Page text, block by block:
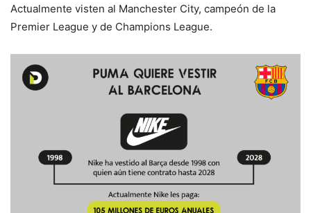
Actualmente visten al Manchester City, campeón de la
Premier League y de Champions League.